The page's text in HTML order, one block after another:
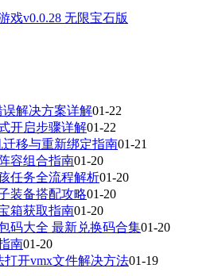
戏v0.0.28 无限宝石版
误解决方案详解01-22
开启步骤详解01-22
迁移与重新绑定指南01-21
容组合指南01-20
任务全流程解析01-20
装备搭配攻略01-20
箱获取指南01-20
码大全 最新兑换码合集01-20
南01-20
打开vmx文件解决方法01-19